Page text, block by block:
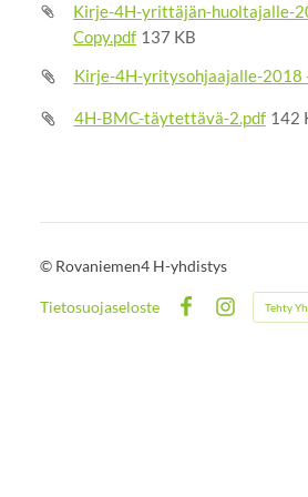
Kirje-4H-yrittäjän-huoltajalle-
Copy.pdf 137 KB
Kirje-4H-yritysohjaajalle-2018
4H-BMC-täytettävä-2.pdf 142
© Rovaniemen4 H-yhdistys
Tietosuojaseloste
Instagram
Tehty